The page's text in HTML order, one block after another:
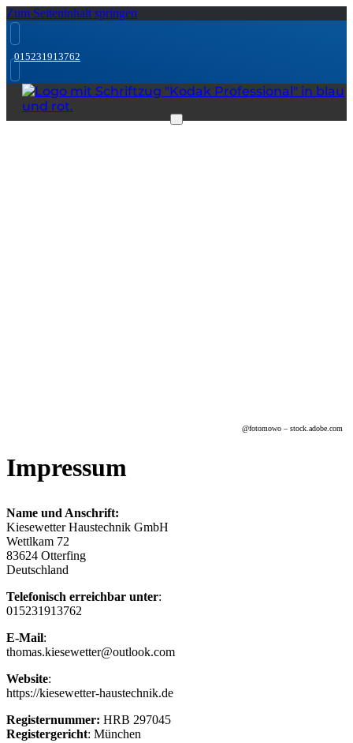
Zum Seiteninhalt springen
015231913762
@fotomowo – stock.adobe.com
Impressum
Name und Anschrift:
Kiesewetter Haustechnik GmbH
Wettlkam 72
83624 Otterfing
Deutschland
Telefonisch erreichbar unter:
015231913762
E-Mail:
thomas.kiesewetter@outlook.com
Website:
https://kiesewetter-haustechnik.de
Registernummer: HRB 297045
Registergericht: München